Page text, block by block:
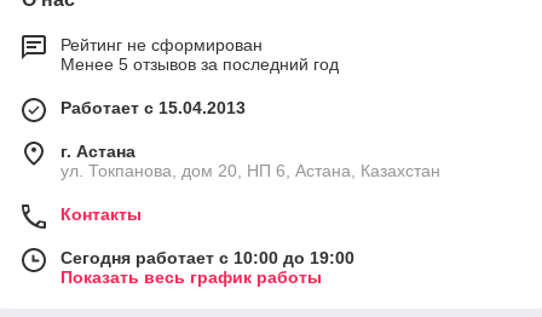
Рейтинг не сформирован
Менее 5 отзывов за последний год
Работает с 15.04.2013
г. Астана
ул. Токпанова, дом 20, НП 6, Астана, Казахстан
Контакты
Сегодня работает с 10:00 до 19:00
Показать весь график работы